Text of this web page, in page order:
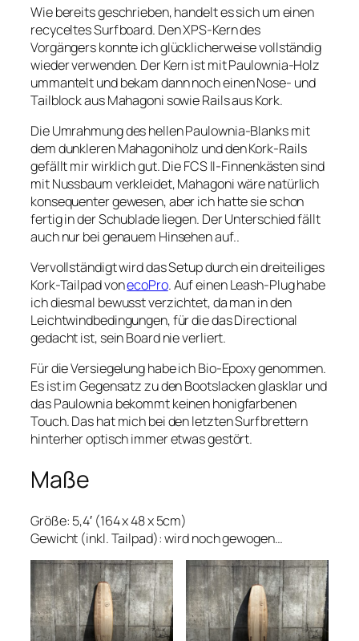
Wie bereits geschrieben, handelt es sich um einen
recyceltes Surfboard. Den XPS-Kern des
Vorgängers konnte ich glücklicherweise vollständig
wieder verwenden. Der Kern ist mit Paulownia-Holz
ummantelt und bekam dann noch einen Nose- und
Tailblock aus Mahagoni sowie Rails aus Kork.
Die Umrahmung des hellen Paulownia-Blanks mit
dem dunkleren Mahagoniholz und den Kork-Rails
gefällt mir wirklich gut. Die FCS II-Finnenkästen sind
mit Nussbaum verkleidet, Mahagoni wäre natürlich
konsequenter gewesen, aber ich hatte sie schon
fertig in der Schublade liegen. Der Unterschied fällt
auch nur bei genauem Hinsehen auf..
Vervollständigt wird das Setup durch ein dreiteiliges
Kork-Tailpad vonecoPro. Auf einen Leash-Plug habe
ich diesmal bewusst verzichtet, da man in den
Leichtwindbedingungen, für die das Directional
gedacht ist, sein Board nie verliert.
Für die Versiegelung habe ich Bio-Epoxy genommen.
Es ist im Gegensatz zu den Bootslacken glasklar und
das Paulownia bekommt keinen honigfarbenen
Touch. Das hat mich bei den letzten Surfbrettern
hinterher optisch immer etwas gestört.
Maße
Größe: 5,4′ (164 x 48 x 5cm)
Gewicht (inkl. Tailpad): wird noch gewogen…